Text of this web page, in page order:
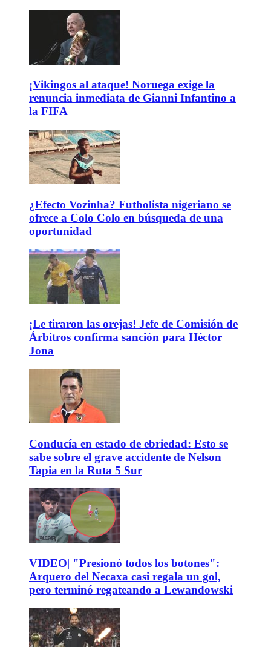
¡Vikingos al ataque! Noruega exige la
renuncia inmediata de Gianni Infantino a
la FIFA
¿Efecto Vozinha? Futbolista nigeriano se
ofrece a Colo Colo en búsqueda de una
oportunidad
¡Le tiraron las orejas! Jefe de Comisión de
Árbitros confirma sanción para Héctor
Jona
Conducía en estado de ebriedad: Esto se
sabe sobre el grave accidente de Nelson
Tapia en la Ruta 5 Sur
VIDEO| "Presionó todos los botones":
Arquero del Necaxa casi regala un gol,
pero terminó regateando a Lewandowski